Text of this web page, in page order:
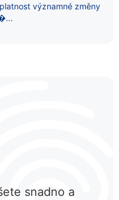
významné změny
snadno a